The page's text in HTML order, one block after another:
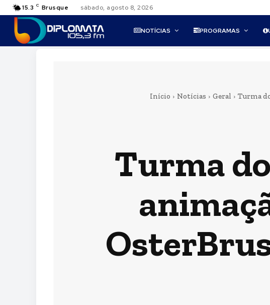
15.3 C Brusque sábado, agosto 8, 2026
NOTÍCIAS PROGRAMAS
Início Notícias Geral Turma
Turma